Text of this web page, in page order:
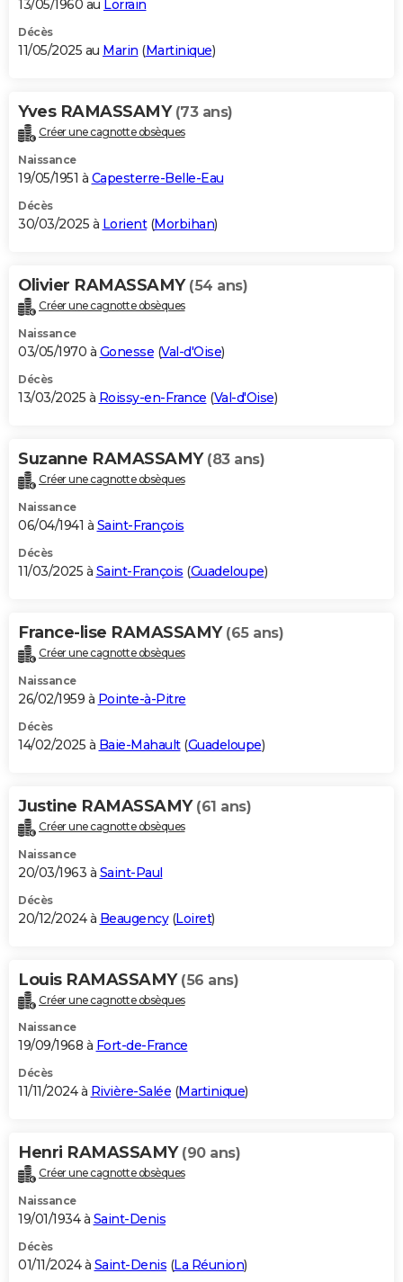
13/05/1960 au Lorrain
Décès
11/05/2025 au Marin (Martinique)
Yves RAMASSAMY (73 ans)
Créer une cagnotte obsèques
Naissance
19/05/1951 à Capesterre-Belle-Eau
Décès
30/03/2025 à Lorient(Morbihan)
Olivier RAMASSAMY (54 ans)
Créer une cagnotte obsèques
Naissance
03/05/1970 à Gonesse (Val-d'Oise)
Décès
13/03/2025 à Roissy-en-France (Val-d'Oise)
Suzanne RAMASSAMY (83 ans)
Créer une cagnotte obsèques
Naissance
06/04/1941 à Saint-François
Décès
11/03/2025 à Saint-François (Guadeloupe)
France-lise RAMASSAMY (65 ans)
Créer une cagnotte obsèques
Naissance
26/02/1959 à Pointe-à-Pitre
Décès
14/02/2025 à Baie-Mahault(Guadeloupe)
Justine RAMASSAMY (61 ans)
Créer une cagnotte obsèques
Naissance
20/03/1963 à Saint-Paul
Décès
20/12/2024 à Beaugency(Loiret)
Louis RAMASSAMY (56 ans)
Créer une cagnotte obsèques
Naissance
19/09/1968 à Fort-de-France
Décès
11/11/2024 à Rivière-Salée (Martinique)
Henri RAMASSAMY (90 ans)
Créer une cagnotte obsèques
Naissance
19/01/1934 à Saint-Denis
Décès
01/11/2024 à Saint-Denis (La Réunion)